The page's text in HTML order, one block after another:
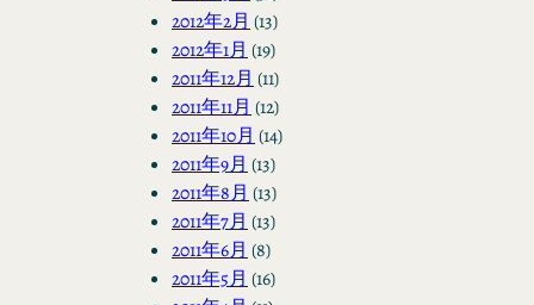
2012年2月 (13)
2012年1月 (19)
2011年12月 (11)
2011年11月 (12)
2011年10月 (14)
2011年9月 (13)
2011年8月 (13)
2011年7月 (13)
2011年6月 (8)
2011年5月 (16)